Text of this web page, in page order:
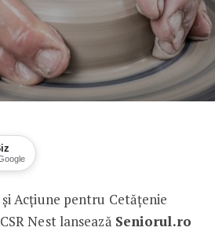
o îmbătrânire
Acțiune pentru Cetățenie
Nest lansează Seniorul.ro